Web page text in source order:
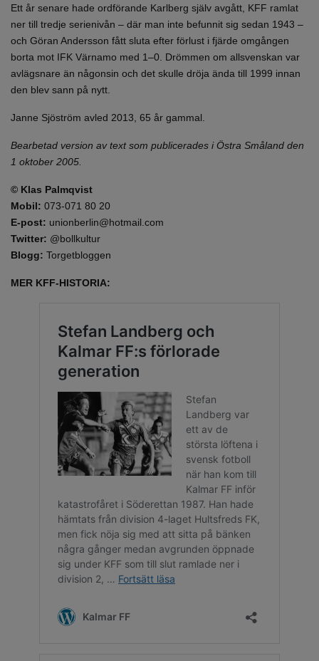
Ett år senare hade ordförande Karlberg själv avgått, KFF ramlat
ner till tredje serienivån – där man inte befunnit sig sedan 1943 –
och Göran Andersson fått sluta efter förlust i fjärde omgången
borta mot IFK Värnamo med 1–0. Drömmen om allsvenskan var
avlägsnare än någonsin och det skulle dröja ända till 1999 innan
den blev sann på nytt.
Janne Sjöström avled 2013, 65 år gammal.
Bearbetad version av text som publicerades i Östra Småland den
1 oktober 2005.
© Klas Palmqvist
Mobil: 073-071 80 20
E-post: unionberlin@hotmail.com
Twitter: @bollkultur
Blogg: Torgetbloggen
MER KFF-HISTORIA: